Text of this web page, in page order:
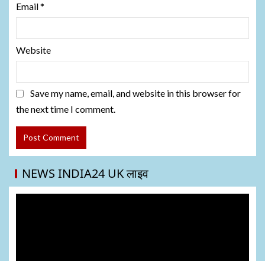
Email*
Website
Save my name, email, and website in this browser for
the next time I comment.
NEWS INDIA24 UK लाइव